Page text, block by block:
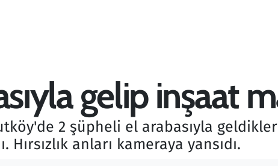
gelip inşaat
2 şüpheli el arabasıyla
Hırsızlık anları kameraya yansıdı.